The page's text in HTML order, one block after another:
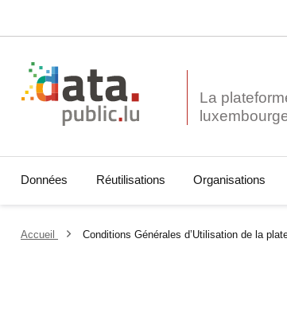
La
Données Réutilisations Organisations
Accueil Conditions Générales d’Utilisation de la